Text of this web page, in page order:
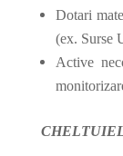
Dotari
(ex. Surse
Active